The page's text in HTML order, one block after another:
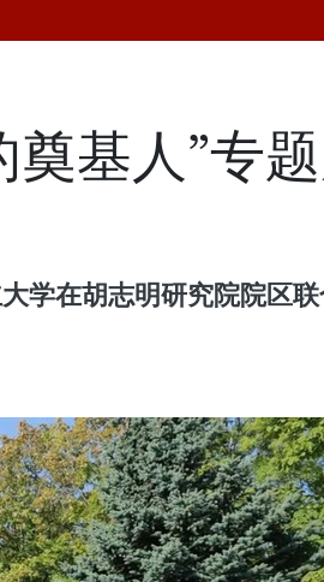
基人”专
学在胡志明研究院院区